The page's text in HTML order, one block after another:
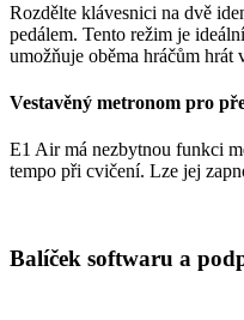
Rozdělte klávesnici na dvě
pedálem. Tento režim je
umožňuje oběma hráčům hrát
Vestavěný metronom pro
E1 Air má nezbytnou funkci
tempo při cvičení. Lze jej
Balíček softwaru a